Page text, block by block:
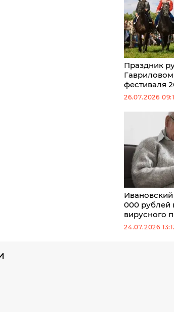
Праздник
фестиваля
26.07.2026
000 рублей
вирусного
24.07.2026